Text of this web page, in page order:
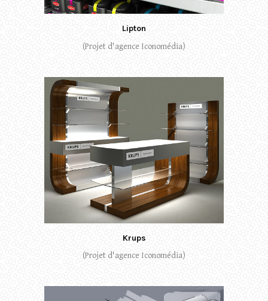
Lipton
(Projet d'agence Iconomédia)
Krups
(Projet d'agence Iconomédia)